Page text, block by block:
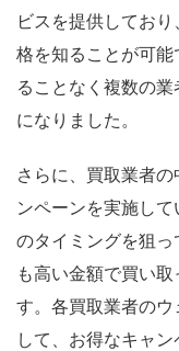
ビスを提供してお
格を知ることが可
ることなく複数の
になりました。
さらに、買取業者
ンペーンを実施し
のタイミングを狙
も高い金額で買い
す。各買取業者の
して、お得なキャ